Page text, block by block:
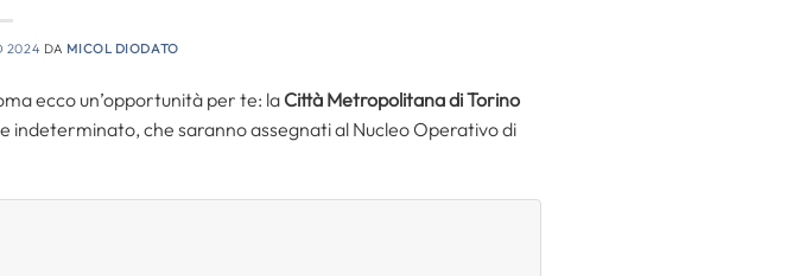
2024 DA MICOL DIODATO
ecco un’opportunità per te: la Città Metropolitana di Torino
indeterminato, che saranno assegnati al Nucleo Operativo di